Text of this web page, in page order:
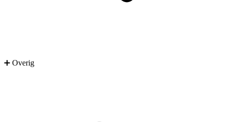
➕ Overig